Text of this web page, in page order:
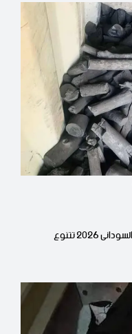
أسعار فحم الطلح السوداني سعر فحم الطلح السودانى 2026 تتنوع